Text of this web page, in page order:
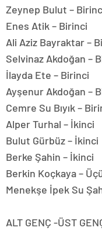
Zeynep Bulut –
Enes Atik – Birinci
Ali Aziz Bayraktar –
Selvinaz Akdoğan –
İlayda Ete – Birinci
Ayşenur Akdoğan –
Cemre Su Bıyık –
Alper Turhal – İkinci
Bulut Gürbüz – İkinci
Berke Şahin – İkinci
Berkin Koçkaya –
Menekşe İpek Su
ALT GENÇ -ÜST